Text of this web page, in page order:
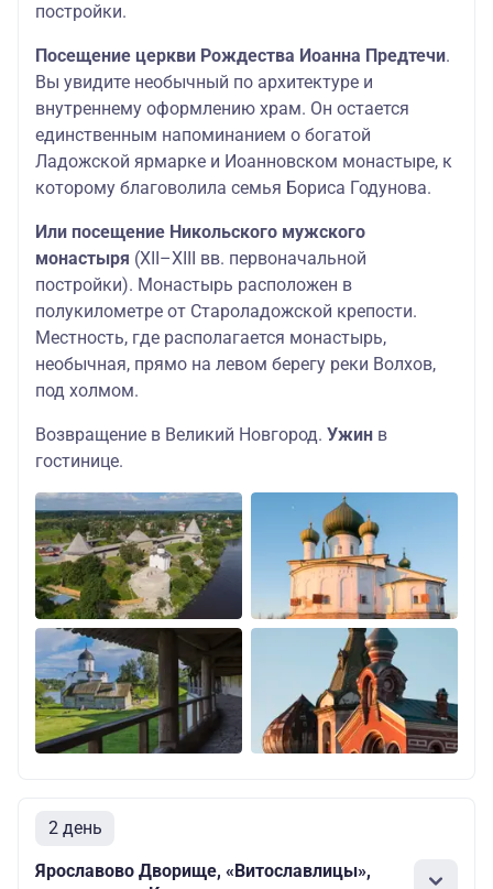
постройки.
Посещение церкви Рождества Иоанна Предтечи.
Вы увидите необычный по архитектуре и
внутреннему оформлению храм. Он остается
единственным напоминанием о богатой
Ладожской ярмарке и Иоанновском монастыре, к
которому благоволила семья Бориса Годунова.
Или посещение Никольского мужского
монастыря (XII–XIII вв. первоначальной
постройки). Монастырь расположен в
полукилометре от Староладожской крепости.
Местность, где располагается монастырь,
необычная, прямо на левом берегу реки Волхов,
под холмом.
Возвращение в Великий Новгород. Ужин в
гостинице.
2 день
Ярославово Дворище, «Витославлицы»,